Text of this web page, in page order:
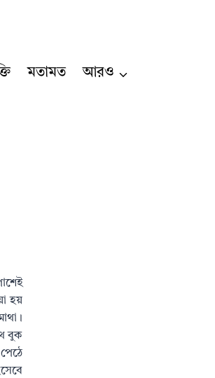
মতামত আরও
হয়
বুক